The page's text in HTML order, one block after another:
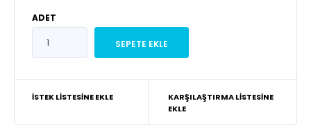
ADET
İSTEK LISTESINE EKLE
KARŞILAŞTIRMA LISTESINE
EKLE